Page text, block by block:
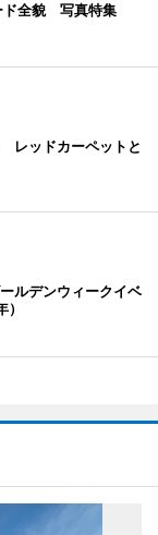
ド全貌 写真特集
レッドカーペットと
ルデンウィークイベ